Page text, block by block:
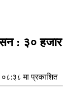
: ३० हजार
मा प्रकाशित